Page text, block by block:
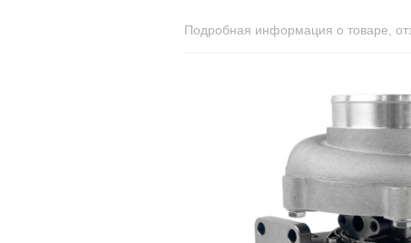
Подробная информация о товаре,